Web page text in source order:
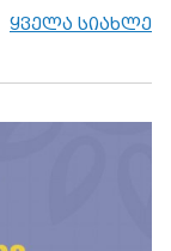
ყველა სიახლე